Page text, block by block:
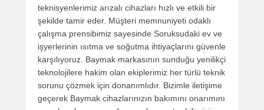
teknisyenlerimiz arızalı cihazları hızlı ve etkili bir
şekilde tamir eder. Müşteri memnuniyeti odaklı
çalışma prensibimiz sayesinde Soruksudaki ev ve
işyerlerinin ısıtma ve soğutma ihtiyaçlarını güvenle
karşılıyoruz. Baymak markasının sunduğu yenilikçi
teknolojilere hakim olan ekiplerimiz her türlü teknik
sorunu çözmek için donanımlıdır. Bizimle iletişime
geçerek Baymak cihazlarınızın bakımını onarımını